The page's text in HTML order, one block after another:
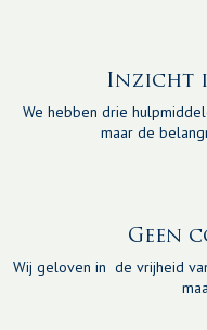
Inzicht
We hebben drie
maar de
Geen
Wij geloven in de vrijheid